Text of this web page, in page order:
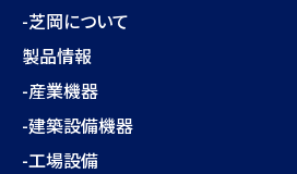
-芝岡について
製品情報
-産業機器
-建築設備機器
-工場設備